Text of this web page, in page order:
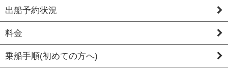
出船予約状況
料金
乗船手順(初めての方へ)